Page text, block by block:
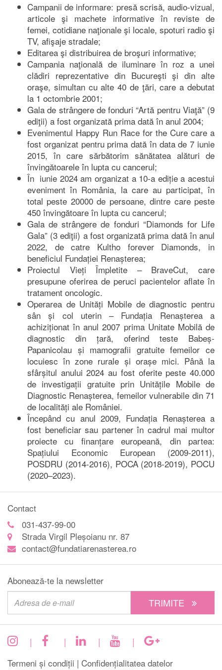
Campanii de informare: presă scrisă, audio-vizual,
articole şi machete informative în reviste de
femei, cotidiane naţionale şi locale, spoturi radio şi
TV, afişaje stradale;
Editarea şi distribuirea de broşuri informative;
Campania naţională de iluminare în roz a unei
clădiri reprezentative din Bucureşti şi din alte
oraşe, simultan cu alte 40 de ţări, care a debutat
la 1 octombrie 2001;
Gala de strângere de fonduri “Artă pentru Viaţă” (9
ediţii) a fost organizată prima dată în anul 2004;
Evenimentul Happy Run Race for the Cure care a
fost organizat pentru prima dată în data de 7 iunie
2015, în care sărbătorim sănătatea alături de
învingătoarele în lupta cu cancerul;
În iunie 2024 am organizat a 10-a ediție a acestui
eveniment în România, la care au participat, în
total peste 20000 de persoane, dintre care peste
450 învingătoare în lupta cu cancerul;
Gala de strângere de fonduri “Diamonds for Life
Gala” (3 ediţii) a fost organizată prima dată în anul
2022, de catre Kultho forever Diamonds, in
beneficiul Fundației Renașterea;
Proiectul Vieți Împletite – BraveCut, care
presupune oferirea de peruci pacientelor aflate în
tratament oncologic.
Operarea de Unități Mobile de diagnostic pentru
sân și col uterin – Fundația Renașterea a
achiziționat în anul 2007 prima Unitate Mobilă de
diagnostic din țară, oferind teste Babeș-
Papanicolau și mamografii gratuite femeilor ce
locuiesc în zone rurale și orașe mici. Până la
sfârșitul anului 2024 au fost oferite peste 40.000
de investigații gratuite prin Unitățile Mobile de
Diagnostic Renașterea, femeilor vulnerabile din 71
de localități ale României.
Începând cu anul 2009, Fundația Renașterea a
fost beneficiar sau partener în cadrul mai multor
proiecte cu finanțare europeană, din partea:
Spațiului Economic European (2009-2011),
POSDRU (2014-2016), POCA (2018-2019), POCU
(2020–2023).
Contact
031-437-99-00
Strada Virgil Pleșoianu nr. 87
contact@fundatiarenasterea.ro
Abonează-te la newsletter
TRIMITE
| | |
|
Termeni și condiții | Confidențialitatea datelor